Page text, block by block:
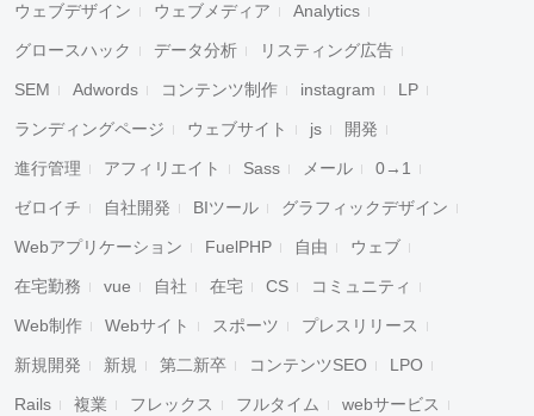
ウェブデザイン ウェブメディア Analytics
グロースハック データ分析 リスティング広告
SEM Adwords コンテンツ制作 instagram LP
ランディングページ ウェブサイト js 開発
進行管理 アフィリエイト Sass メール 0→1
ゼロイチ 自社開発 BIツール グラフィックデザイン
Webアプリケーション FuelPHP 自由 ウェブ
在宅勤務 vue 自社 在宅 CS コミュニティ
Web制作 Webサイト スポーツ プレスリリース
新規開発 新規 第二新卒 コンテンツSEO LPO
Rails 複業 フレックス フルタイム webサービス